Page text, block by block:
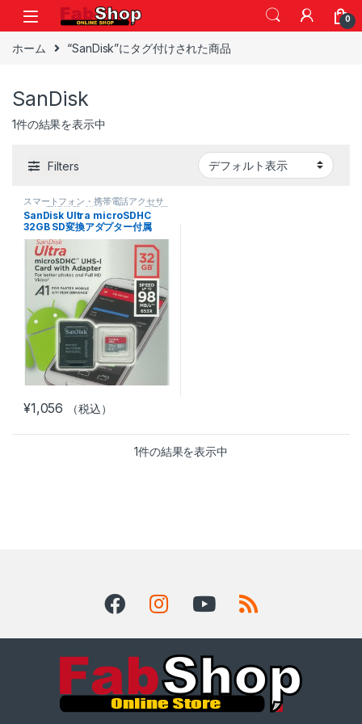
Skip to navigation
Skip to content
0
ホーム “SanDisk”にタグ付けされた商品
SanDisk
1件の結果を表示中
Filters
スマートフォン・携帯電話アクセサ
リー ,周辺機器 記録メディア,電子工
作部品セット,電子部品
SanDisk Ultra microSDHC
32GB SD変換アダプター付属
¥1,056 （税込）
1件の結果を表示中